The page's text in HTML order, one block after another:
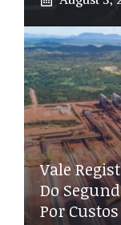
Vale
Do
Por